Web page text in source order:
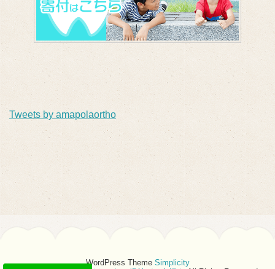
Tweets by amapolaortho
WordPress Theme Simplicity